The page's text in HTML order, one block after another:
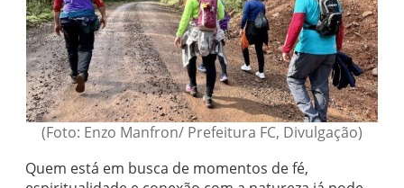
(Foto: Enzo Manfron/ Prefeitura FC, Divulgação)
Quem está em busca de momentos de fé,